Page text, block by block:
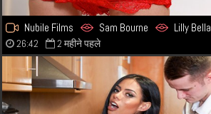
Nubile Films Sam Bourne Lilly Bella
26:42 2 महीने पहले